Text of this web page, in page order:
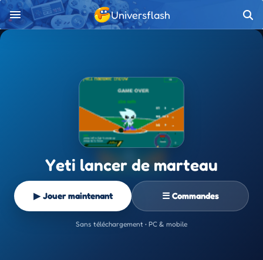
Universflash
Yeti lancer de marteau
▶ Jouer maintenant ☰ Commandes
Sans téléchargement • PC & mobile